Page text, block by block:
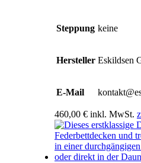
Steppung keine
Hersteller Eskildsen
E-Mail
460,00 € inkl. MwSt.